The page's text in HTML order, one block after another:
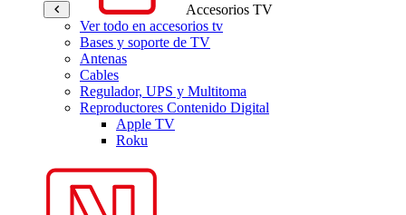
Accesorios TV
Ver todo en accesorios tv
Bases y soporte de TV
Antenas
Cables
Regulador, UPS y Multitoma
Reproductores Contenido Digital
Apple TV
Roku